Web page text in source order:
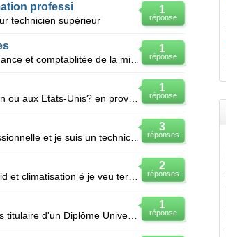
1
réponse
professi
technicien supérieur
1
réponse
J'ai un diplome de technicien supérieur de finance et comptablitée de la ministere de la formation e
1
réponse
Comment puis-je aller dans un pays européen ou aux Etats-Unis? en provenance d'Algérie, pour le trav
3
réponses
Je suis sortie d'un institut de formation professionnelle et je suis un technicien supérieur en gen
2
réponses
Jai un diplome de technicien superieur en froid et climatisation é je veu terminer mes etudes dans u
1
réponse
Je m'appel TRAORE Sidi Yaya du Mali, je suis titulaire d'un Diplôme Universitaire de Technicien Sup